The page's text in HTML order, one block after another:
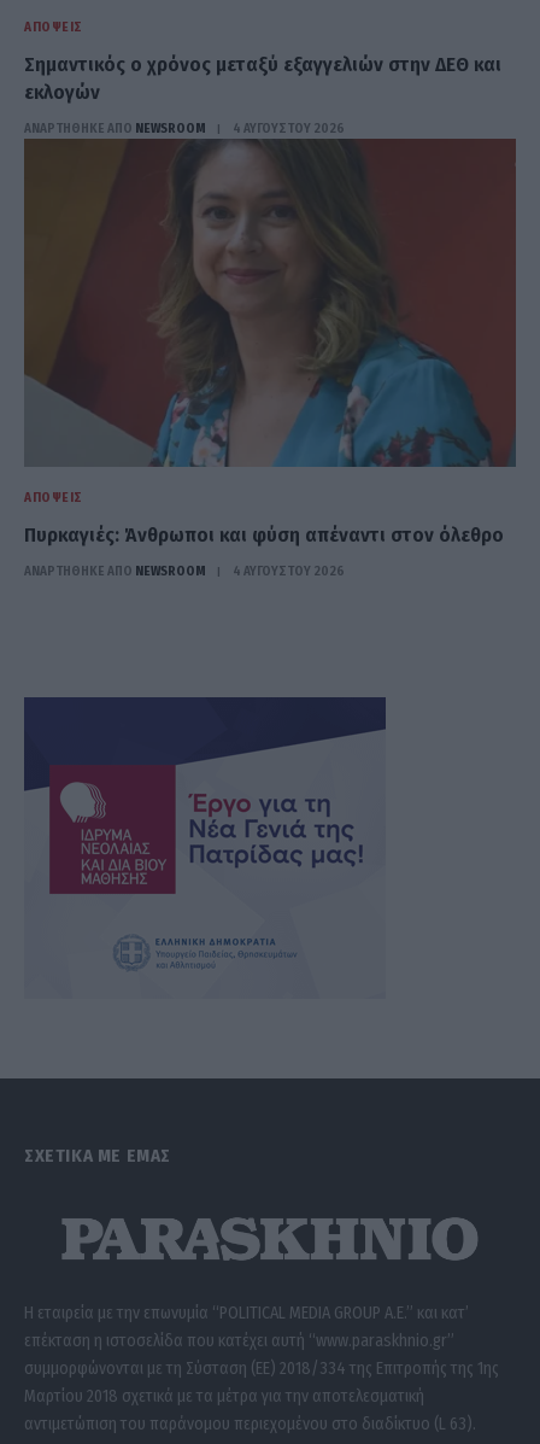
ΑΠΌΨΕΙΣ
Σημαντικός ο χρόνος μεταξύ εξαγγελιών στην ΔΕΘ και
εκλογών
ΑΝΑΡΤΗΘΗΚΕ ΑΠΟ NEWSROOM 4 ΑΥΓΟΎΣΤΟΥ 2026
ΑΠΌΨΕΙΣ
Πυρκαγιές: Άνθρωποι και φύση απέναντι στον όλεθρο
ΑΝΑΡΤΗΘΗΚΕ ΑΠΟ NEWSROOM 4 ΑΥΓΟΎΣΤΟΥ 2026
ΣΧΕΤΙΚΑ ΜΕ ΕΜΑΣ
Η εταιρεία με την επωνυμία “POLITICAL MEDIA GROUP A.E.” και κατ’
επέκταση η ιστοσελίδα που κατέχει αυτή “www.paraskhnio.gr”
συμμορφώνονται με τη Σύσταση (ΕΕ) 2018/334 της Επιτροπής της 1ης
Μαρτίου 2018 σχετικά με τα μέτρα για την αποτελεσματική
αντιμετώπιση του παράνομου περιεχομένου στο διαδίκτυο (L 63).